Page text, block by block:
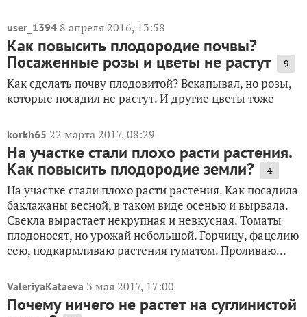
user_1394 8 апреля 2016, 13:58
Как повысить плодородие почвы?
Посаженные розы и цветы не растут 9
Как сделать почву плодовитой? Вскапывал, но розы,
которые посадил не растут. И другие цветы тоже
korkh65 22 марта 2017, 08:29
На участке стали плохо расти растения.
Как повысить плодородие земли? 4
На участке стали плохо расти растения. Как посадила
баклажаны весной, в таком виде осенью и вырвала.
Свекла вырастает некрупная и невкусная. Томаты
плодоносят, но урожай небольшой. Горчицу, фацелию
сею, подкармливаю растения гуматом. Проливаю...
ValeriyaKataeva 3 мая 2017, 17:00
Почему ничего не растет на суглинистой